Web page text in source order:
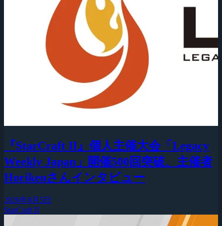
『StarCraft II』個人主催大会「Legacy
Weekly Japan」開催500回突破、主催者
Horikenさんインタビュー
2026年8月5日
StarCraft II